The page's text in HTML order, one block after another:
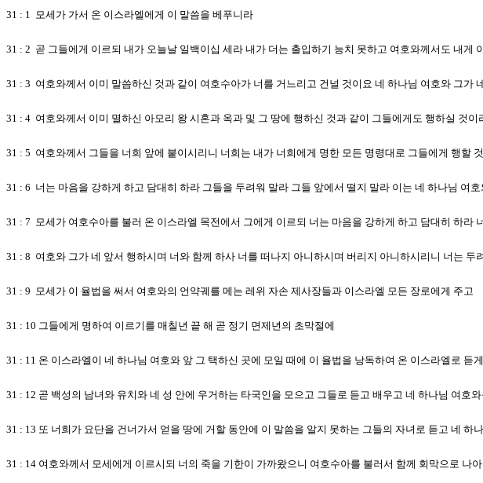
31 : 1 모세가 가서 온 이스라엘에게 이 말씀을 베푸니라
31 : 2 곧 그들에게 이르되 내가 오늘날 일백이십 세라 내가 더는 출입하기 능치 못하고 여호와께서도 내게
31 : 3 여호와께서 이미 말씀하신 것과 같이 여호수아가 너를 거느리고 건널 것이요 네 하나님 여호와 그가
31 : 4 여호와께서 이미 멸하신 아모리 왕 시혼과 옥과 및 그 땅에 행하신 것과 같이 그들에게도 행하실 것이
31 : 5 여호와께서 그들을 너희 앞에 붙이시리니 너희는 내가 너희에게 명한 모든 명령대로 그들에게 행할
31 : 6 너는 마음을 강하게 하고 담대히 하라 그들을 두려워 말라 그들 앞에서 떨지 말라 이는 네 하나님 여
31 : 7 모세가 여호수아를 불러 온 이스라엘 목전에서 그에게 이르되 너는 마음을 강하게 하고 담대히 하
31 : 8 여호와 그가 네 앞서 행하시며 너와 함께 하사 너를 떠나지 아니하시며 버리지 아니하시리니 너는 두
31 : 9 모세가 이 율법을 써서 여호와의 언약궤를 메는 레위 자손 제사장들과 이스라엘 모든 장로에게 주고
31 : 10 그들에게 명하여 이르기를 매칠년 끝 해 곧 정기 면제년의 초막절에
31 : 11 온 이스라엘이 네 하나님 여호와 앞 그 택하신 곳에 모일 때에 이 율법을 낭독하여 온 이스라엘로 듣
31 : 12 곧 백성의 남녀와 유치와 네 성 안에 우거하는 타국인을 모으고 그들로 듣고 배우고 네 하나님 여호
31 : 13 또 너희가 요단을 건너가서 얻을 땅에 거할 동안에 이 말씀을 알지 못하는 그들의 자녀로 듣고 네 하
31 : 14 여호와께서 모세에게 이르시되 너의 죽을 기한이 가까왔으니 여호수아를 불러서 함께 회막으로 나